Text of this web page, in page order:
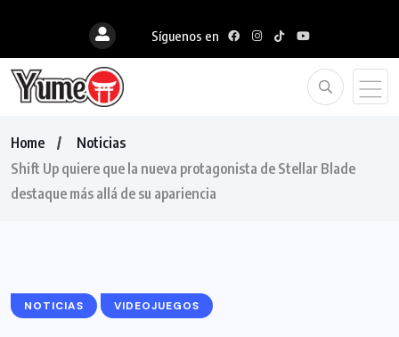
Síguenos en
Home
Noticias
Shift Up quiere que la nueva protagonista de Stellar Blade
destaque más allá de su apariencia
NOTICIAS VIDEOJUEGOS